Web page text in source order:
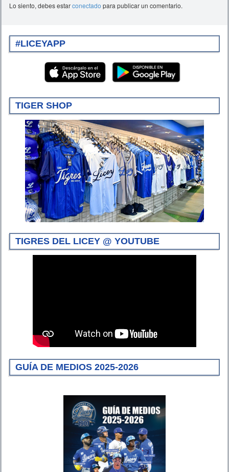
Lo siento, debes estarconectado para publicar un comentario.
#LICEYAPP
TIGER SHOP
TIGRES DEL LICEY @ YOUTUBE
GUÍA DE MEDIOS 2025-2026